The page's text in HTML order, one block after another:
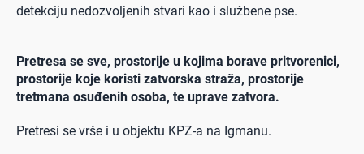
detekciju nedozvoljenih stvari kao i službene pse.
Pretresa se sve, prostorije u kojima borave pritvorenici,
prostorije koje koristi zatvorska straža, prostorije
tretmana osuđenih osoba, te uprave zatvora.
Pretresi se vrše i u objektu KPZ-a na Igmanu.